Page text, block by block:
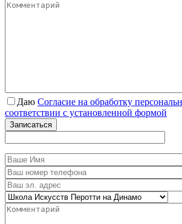
Даю Согласие на обработку
соответствии с установленной формой
Записаться